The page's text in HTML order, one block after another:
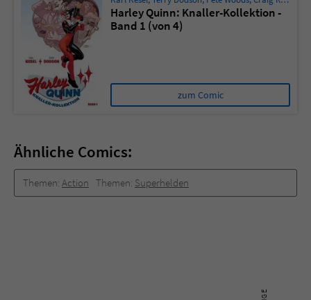
Harley Quinn: Knaller-Kollektion -
Band 1 (von 4)
zum Comic
Ähnliche Comics:
Themen: Action Themen: Superhelden